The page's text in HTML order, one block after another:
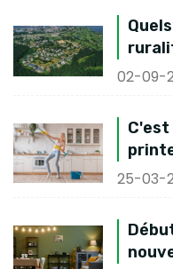
02-09-
C'est
25-03-